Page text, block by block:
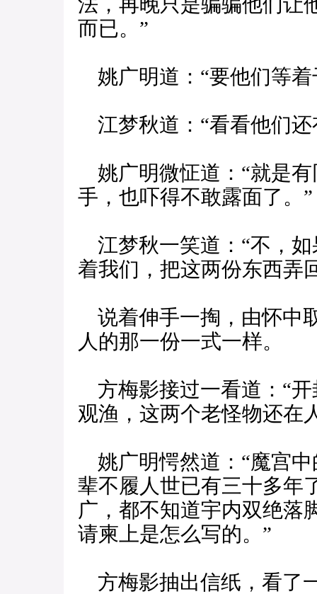
而已。”
姚广明道：“要他们等着
江梦秋道：“看看他们还
姚广明微怔道：“就是
手，也吓得不敢露面了。”
江梦秋一笑道：“不，
着我们，把这两份东西弄
说着伸手一掏，由怀中
人的那一份一式一样。
方梅影接过一看道：“
观渔，这两个老怪物还在
姚广明愕然道：“魔宫
辈不履人世已有三十多年
广，都不知道宇内双绝落
请柬上是怎么写的。”
方梅影抽出信纸，看了